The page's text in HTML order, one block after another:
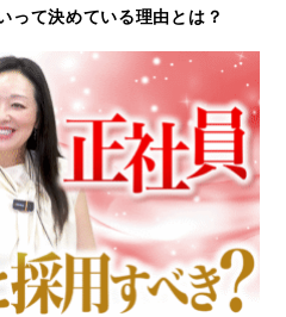
って決めている理由とは？